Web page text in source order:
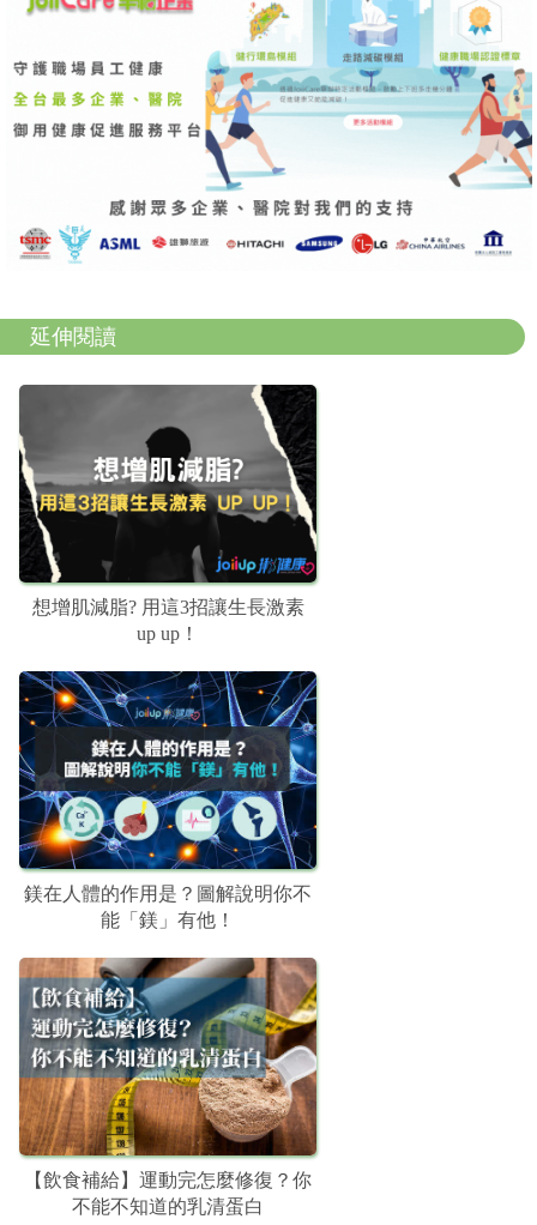
延伸閱讀
想增肌減脂? 用這3招讓生長激素
up up！
鎂在人體的作用是？圖解說明你不
能「鎂」有他！
【飲食補給】運動完怎麼修復？你
不能不知道的乳清蛋白